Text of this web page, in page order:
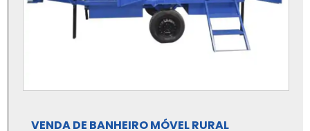
Banheiro agrícola móvel preço
VENDA DE BANHEIRO MÓVEL RURAL